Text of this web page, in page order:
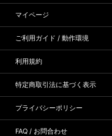
マイページ
ご利用ガイド / 動作環境
利用規約
特定商取引法に基づく表示
プライバシーポリシー
FAQ / お問合わせ